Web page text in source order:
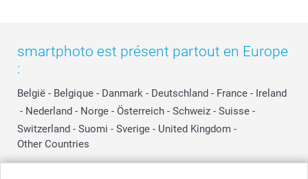
smartphoto est présent partout en Europe
:
België - Belgique - Danmark - Deutschland - France - Ireland
- Nederland - Norge - Österreich - Schweiz - Suisse -
Switzerland - Suomi - Sverige - United Kingdom -
Other Countries